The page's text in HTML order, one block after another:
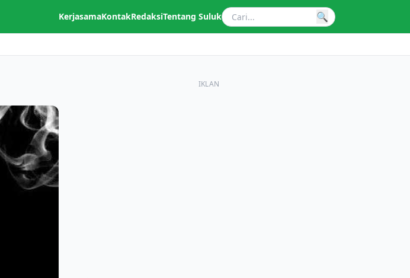
KerjasamaKontakRedaksiTentang Suluk 🔍
IKLAN